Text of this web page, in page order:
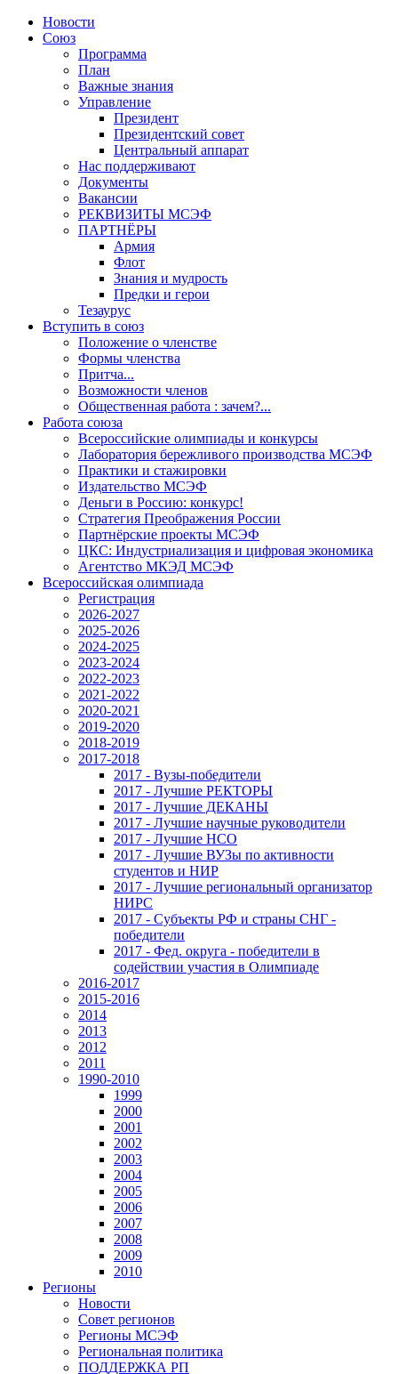
Новости
Союз
Программа
План
Важные знания
Управление
Президент
Президентский совет
Центральный аппарат
Нас поддерживают
Документы
Вакансии
РЕКВИЗИТЫ МСЭФ
ПАРТНЁРЫ
Армия
Флот
Знания и мудрость
Предки и герои
Тезаурус
Вступить в союз
Положение о членстве
Формы членства
Притча...
Возможности членов
Общественная работа : зачем?...
Работа союза
Всероссийские олимпиады и конкурсы
Лаборатория бережливого производства МСЭФ
Практики и стажировки
Издательство МСЭФ
Деньги в Россию: конкурс!
Стратегия Преображения России
Партнёрские проекты МСЭФ
ЦКС: Индустриализация и цифровая экономика
Агентство МКЭД МСЭФ
Всероссийская олимпиада
Регистрация
2026-2027
2025-2026
2024-2025
2023-2024
2022-2023
2021-2022
2020-2021
2019-2020
2018-2019
2017-2018
2017 - Вузы-победители
2017 - Лучшие РЕКТОРЫ
2017 - Лучшие ДЕКАНЫ
2017 - Лучшие научные руководители
2017 - Лучшие НСО
2017 - Лучшие ВУЗы по активности
студентов и НИР
2017 - Лучшие региональный организатор
НИРС
2017 - Субъекты РФ и страны СНГ -
победители
2017 - Фед. округа - победители в
содействии участия в Олимпиаде
2016-2017
2015-2016
2014
2013
2012
2011
1990-2010
1999
2000
2001
2002
2003
2004
2005
2006
2007
2008
2009
2010
Регионы
Новости
Совет регионов
Регионы МСЭФ
Региональная политика
ПОДДЕРЖКА РП